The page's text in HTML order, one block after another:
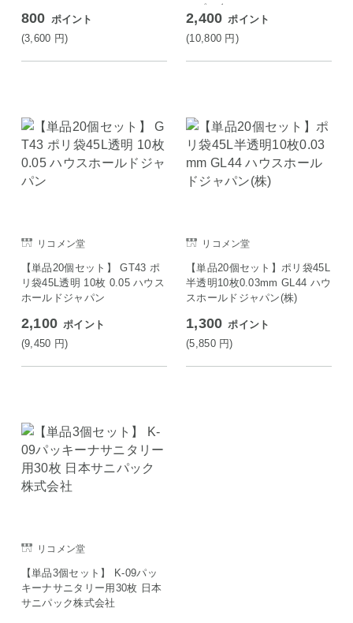
800 ポイント
(3,600 円)
ニパック
2,400 ポイント
(10,800 円 )
リコメン堂
【単品20個セット】 GT43 ポ
リ袋45L透明 10枚 0.05 ハウス
ホールドジャパン
2,100 ポイント
(9,450 円)
リコメン堂
【単品20個セット】ポリ袋45L
半透明10枚0.03mm GL44 ハウ
スホールドジャパン(株)
1,300 ポイント
(5,850 円)
リコメン堂
【単品3個セット】 K-09パッ
キーナサニタリー用30枚 日本
サニパック株式会社